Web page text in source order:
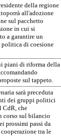
della regione
all'adozione
sul pacchetto
in cui si
a garantire un
politica di coesione
piani di riforma della
sul tappeto.
sarà preceduta
dei gruppi politici
CdR, che
corso sul bilancio
prossimi passi da
tra le